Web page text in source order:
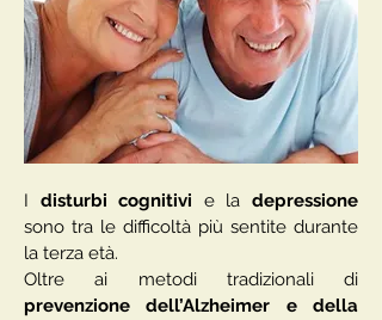
I disturbi cognitivi e ladepressione
sono tra le difficoltà più sentite durante
la terza età.
Oltre ai metodi tradizionali di
prevenzione dell’Alzheimer e della